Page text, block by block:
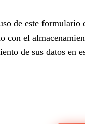
de este formulario
con el
de sus datos en